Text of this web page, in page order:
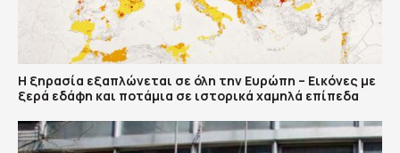
Η ξηρασία εξαπλώνεται σε όλη την Ευρώπη – Εικόνες με
ξερά εδάφη και ποτάμια σε ιστορικά χαμηλά επίπεδα